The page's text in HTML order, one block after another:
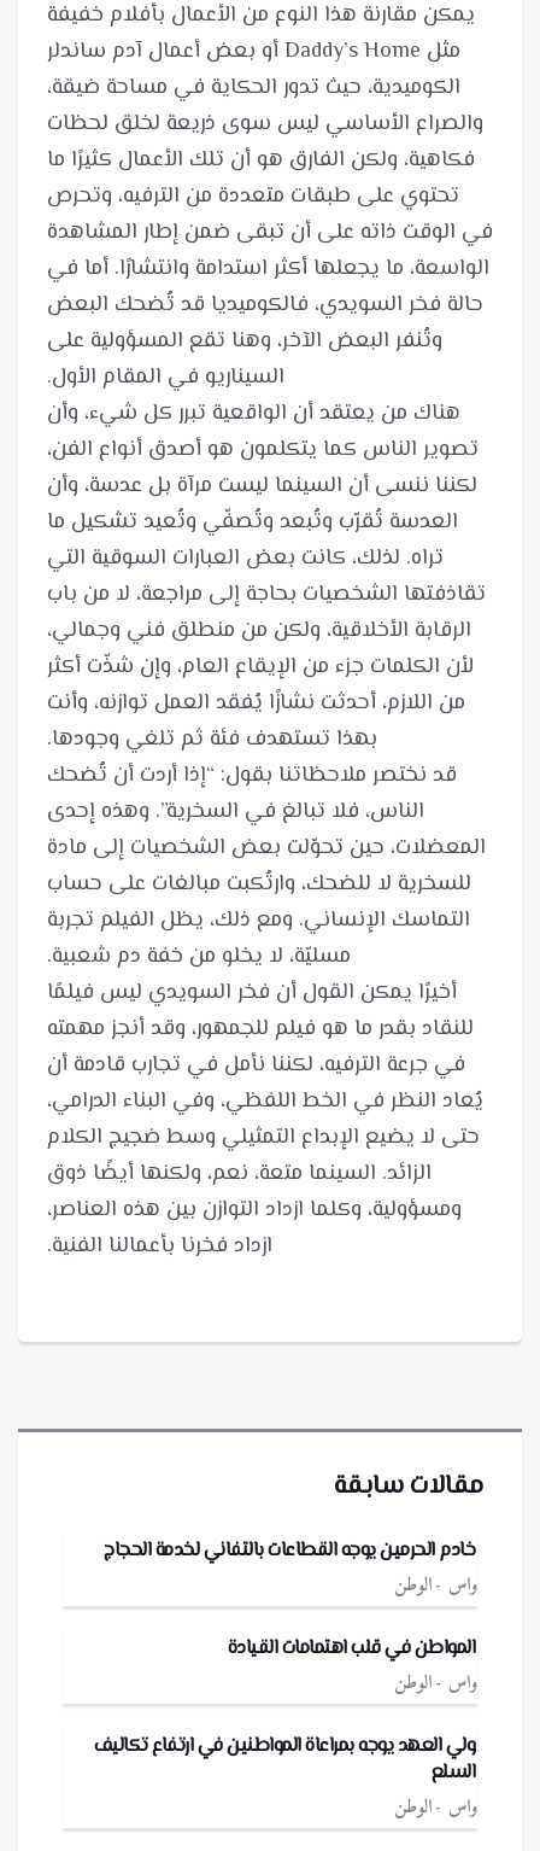
يمكن مقارنة هذا النوع من الأعمال بأفلام خفيفة
مثل Daddy’s Home أو بعض أعمال آدم ساندلر
الكوميدية، حيث تدور الحكاية في مساحة ضيقة،
والصراع الأساسي ليس سوى ذريعة لخلق لحظات
فكاهية، ولكن الفارق هو أن تلك الأعمال كثيرًا ما
تحتوي على طبقات متعددة من الترفيه، وتحرص
في الوقت ذاته على أن تبقى ضمن إطار المشاهدة
الواسعة، ما يجعلها أكثر استدامة وانتشارًا. أما في
حالة فخر السويدي، فالكوميديا قد تُضحك البعض
وتُنفر البعض الآخر، وهنا تقع المسؤولية على
هناك من يعتقد أن الواقعية تبرر كل شيء، وأن
تصوير الناس كما يتكلمون هو أصدق أنواع الفن،
لكننا ننسى أن السينما ليست مرآة بل عدسة، وأن
العدسة تُقرّب وتُبعد وتُصفّي وتُعيد تشكيل ما
تراه. لذلك، كانت بعض العبارات السوقية التي
تقاذفتها الشخصيات بحاجة إلى مراجعة، لا من باب
الرقابة الأخلاقية، ولكن من منطلق فني وجمالي،
لأن الكلمات جزء من الإيقاع العام، وإن شذّت أكثر
من اللازم، أحدثت نشازًا يُفقد العمل توازنه، وأنت
قد نختصر ملاحظاتنا بقول: “إذا أردت أن تُضحك
الناس، فلا تبالغ في السخرية”. وهذه إحدى
المعضلات، حين تحوّلت بعض الشخصيات إلى مادة
للسخرية لا للضحك، وارتُكبت مبالغات على حساب
التماسك الإنساني. ومع ذلك، يظل الفيلم تجربة
أخيرًا يمكن القول أن فخر السويدي ليس فيلمًا
للنقاد بقدر ما هو فيلم للجمهور، وقد أنجز مهمته
في جرعة الترفيه، لكننا نأمل في تجارب قادمة أن
يُعاد النظر في الخط اللفظي، وفي البناء الدرامي،
حتى لا يضيع الإبداع التمثيلي وسط ضجيج الكلام
الزائد. السينما متعة، نعم، ولكنها أيضًا ذوق
ومسؤولية، وكلما ازداد التوازن بين هذه العناصر،
ازداد فخرنا بأعمالنا الفنية.
مقالات سابقة
خادم الحرمين يوجه القطاعات بالتفاني لخدمة الحجاج
واس الوطن
المواطن في قلب اهتمامات القيادة
واس الوطن
ولي العهد يوجه بمراعاة المواطنين في ارتفاع تكاليف
السلع
واس الوطن